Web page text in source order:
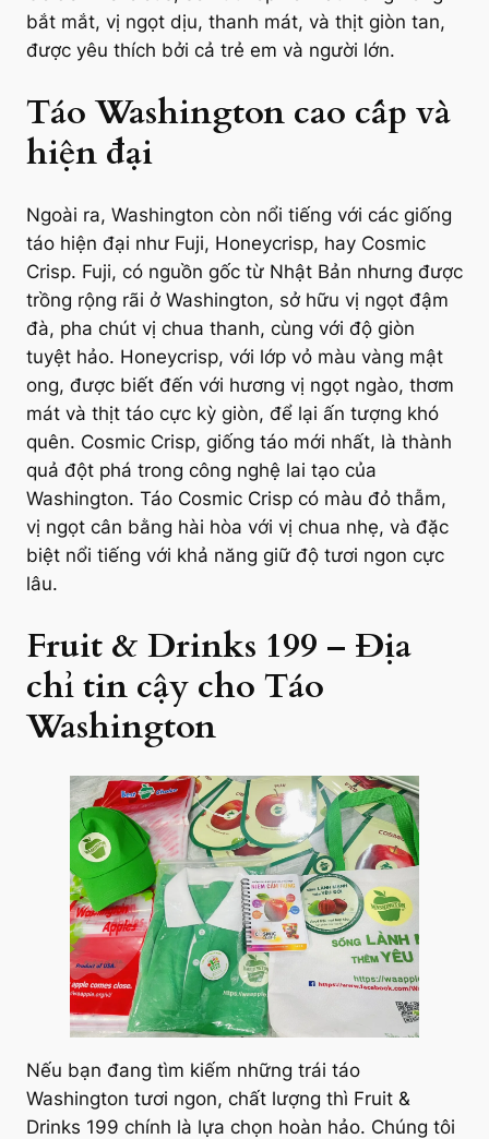
bắt mắt, vị ngọt dịu, thanh mát, và thịt giòn tan,
được yêu thích bởi cả trẻ em và người lớn.
Táo Washington cao cấp và
hiện đại
Ngoài ra, Washington còn nổi tiếng với các giống
táo hiện đại như Fuji, Honeycrisp, hay Cosmic
Crisp. Fuji, có nguồn gốc từ Nhật Bản nhưng được
trồng rộng rãi ở Washington, sở hữu vị ngọt đậm
đà, pha chút vị chua thanh, cùng với độ giòn
tuyệt hảo. Honeycrisp, với lớp vỏ màu vàng mật
ong, được biết đến với hương vị ngọt ngào, thơm
mát và thịt táo cực kỳ giòn, để lại ấn tượng khó
quên. Cosmic Crisp, giống táo mới nhất, là thành
quả đột phá trong công nghệ lai tạo của
Washington. Táo Cosmic Crisp có màu đỏ thẫm,
vị ngọt cân bằng hài hòa với vị chua nhẹ, và đặc
biệt nổi tiếng với khả năng giữ độ tươi ngon cực
lâu.
Fruit & Drinks 199 – Địa
chỉ tin cậy cho Táo
Washington
Nếu bạn đang tìm kiếm những trái táo
Washington tươi ngon, chất lượng thì Fruit &
Drinks 199 chính là lựa chọn hoàn hảo. Chúng tôi